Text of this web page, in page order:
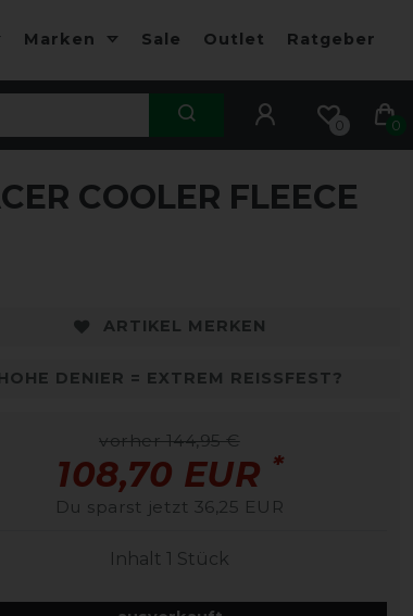
Marken Sale Outlet Ratgeber
0 0
COOLER FLEECE
ARTIKEL MERKEN
DENIER = EXTREM REISSFEST?
vorher 144,95 €
108,70 EUR *
Du sparst jetzt 36,25 EUR
Inhalt 1 Stück